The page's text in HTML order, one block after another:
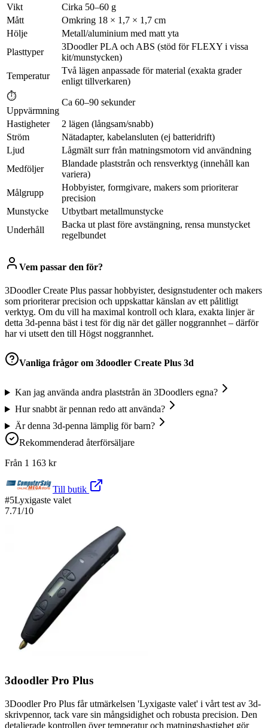
Vikt
Cirka 50–60 g
Mått
Omkring 18 × 1,7 × 1,7 cm
Hölje
Metall/aluminium med matt yta
Plasttyper
3Doodler PLA och ABS (stöd för FLEXY i vissa
kit/munstycken)
Temperatur
Två lägen anpassade för material (exakta grader
enligt tillverkaren)
⏱
Uppvärmning
Ca 60–90 sekunder
Hastigheter
2 lägen (långsam/snabb)
Ström
Nätadapter, kabelansluten (ej batteridrift)
Ljud
Lågmält surr från matningsmotorn vid användning
Medföljer
Blandade plaststrån och rensverktyg (innehåll kan
variera)
Målgrupp
Hobbyister, formgivare, makers som prioriterar
precision
Munstycke
Utbytbart metallmunstycke
Underhåll
Backa ut plast före avstängning, rensa munstycket
regelbundet
Vem passar den för?
3Doodler Create Plus passar hobbyister, designstudenter och makers
som prioriterar precision och uppskattar känslan av ett pålitligt
verktyg. Om du vill ha maximal kontroll och klara, exakta linjer är
detta 3d-penna bäst i test för dig när det gäller noggrannhet – därför
har vi utsett den till Högst noggrannhet.
Vanliga frågor om 3doodler Create Plus 3d
Kan jag använda andra plaststrån än 3Doodlers egna?
Hur snabbt är pennan redo att använda?
Är denna 3d-penna lämplig för barn?
Rekommenderad återförsäljare
Från 1 163 kr
Till butik
#5Lyxigaste valet
7.71/10
3doodler Pro Plus
3Doodler Pro Plus får utmärkelsen 'Lyxigaste valet' i vårt test av 3d-
skrivpennor, tack vare sin mångsidighet och robusta precision. Den
detaljerade kontrollen över temperatur och matningshastighet gör